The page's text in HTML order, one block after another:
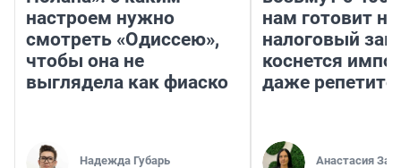
настроем нужно
смотреть «Одиссею»,
чтобы она не
выглядела как фиаско
Надежда Губарь
нам готовит
налоговый
коснется
даже
Анастасия